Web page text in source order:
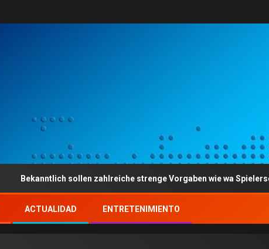
sollen zahlreiche strenge Vorgaben wie wa Spielerschutzes,
ACTUALIDAD ENTRETENIMIENTO